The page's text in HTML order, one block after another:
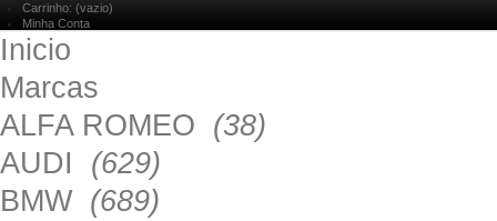
Carrinho: (vazio)
Minha Conta
Inicio
Marcas
ALFA ROMEO (38)
AUDI (629)
BMW (689)